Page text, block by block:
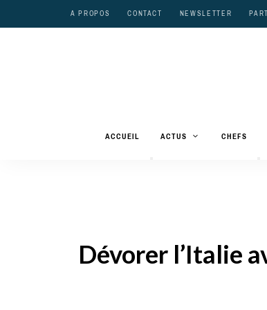
A PROPOS CONTACT NEWSLETTER
ACCUEIL ACTUS CHEFS
Dévorer l’Italie